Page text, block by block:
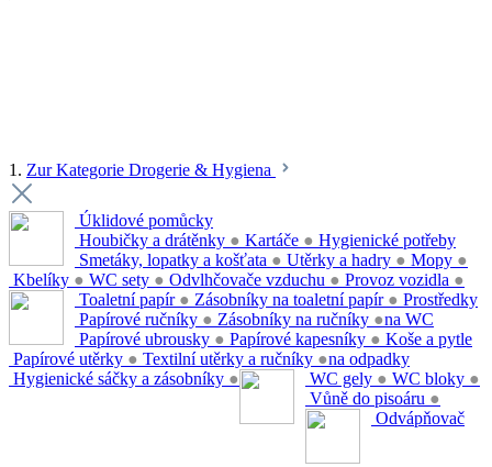
1. Zur Kategorie Drogerie & Hygiena
Úklidové pomůcky
Houbičky a drátěnky ● Kartáče ●
Smetáky, lopatky a košťata ● Utěrky a hadry ● Mopy ●
Kbelíky ● WC sety ● Odvlhčovače vzduchu ● Provoz vozidla ●
Hygienické potřeby
Toaletní papír ● Zásobníky na toaletní papír ●
Papírové ručníky ● Zásobníky na ručníky ●
Papírové ubrousky ● Papírové kapesníky ●
Papírové utěrky ● Textilní utěrky a ručníky ●
Hygienické sáčky a zásobníky ●
Prostředky
na WC
WC gely ● WC bloky ●
Vůně do pisoáru ●
Koše a pytle
na odpadky
Odvápňovač